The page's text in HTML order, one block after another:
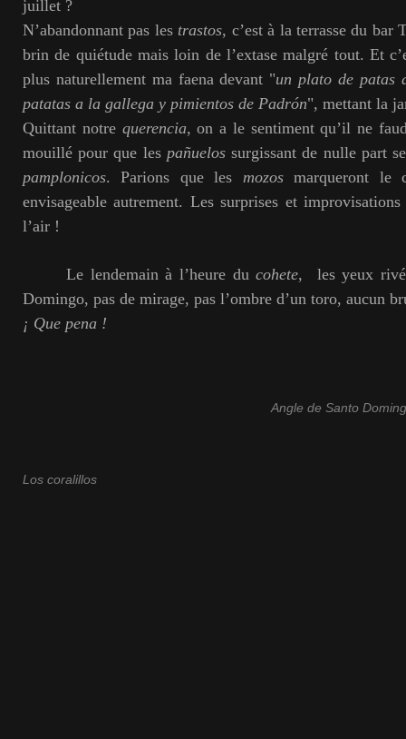
juillet ?
N’abandonnant pas les trastos, c’est à la terrasse du bar
brin de quiétude mais loin de l’extase malgré tout. Et
plus naturellement ma faena devant "un plato de patas
patatas a la gallega y pimientos de Padrón", mettant la
Quittant notre querencia, on a le sentiment qu’il ne
mouillé pour que les pañuelossurgissant de nulle part
pamplonicos. Parions que les mozosmarqueront le
envisageable autrement. Les surprises et
l’air !
Le lendemain à l’heure ducohete,
les yeux
Domingo, pas de mirage, pas l’ombre d’un toro, aucun
¡ Que pena !
Angle de Santo
Los coralillos